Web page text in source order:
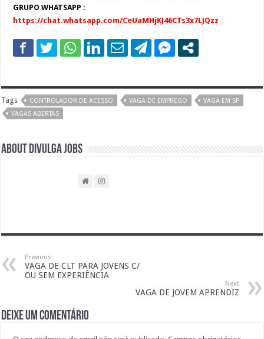
GRUPO WHATSAPP :
https://chat.whatsapp.com/CeUaMHjKJ46CTs3x7LJQzz
Tags CONTROLADOR DE ACESSO VAGA DE EMPREGO
VAGA EM SP
VAGAS ABERTAS
About DIVULGA JOBS
Previous
VAGA DE CLT PARA JOVENS C/
OU SEM EXPERIÊNCIA
Next
VAGA DE JOVEM APRENDIZ
Deixe um comentário